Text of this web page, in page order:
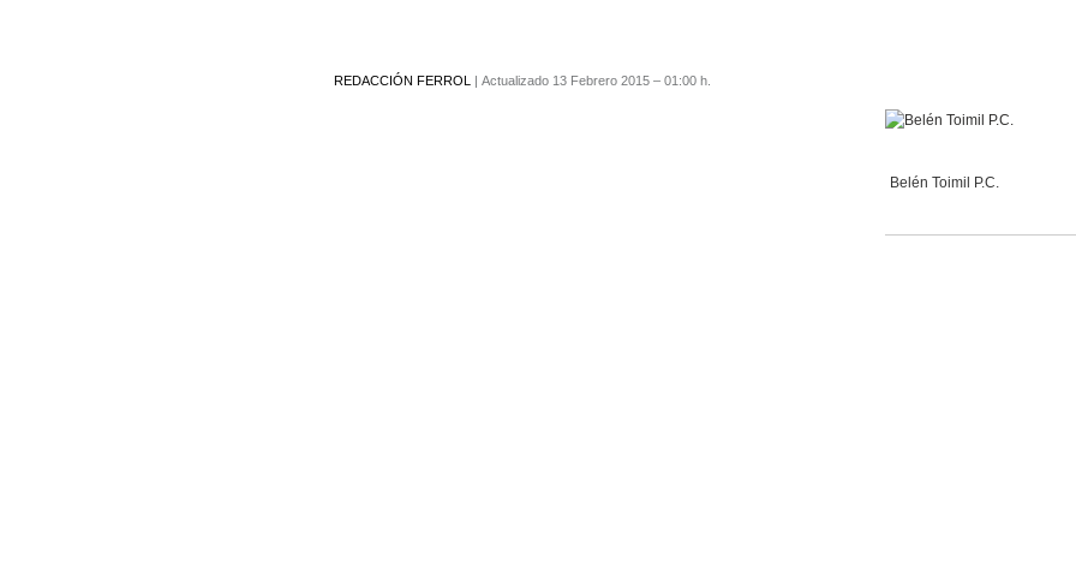
REDACCIÓN FERROL | Actualizado 13 Febrero 2015 – 01:00 h.
Belén Toimil P.C.